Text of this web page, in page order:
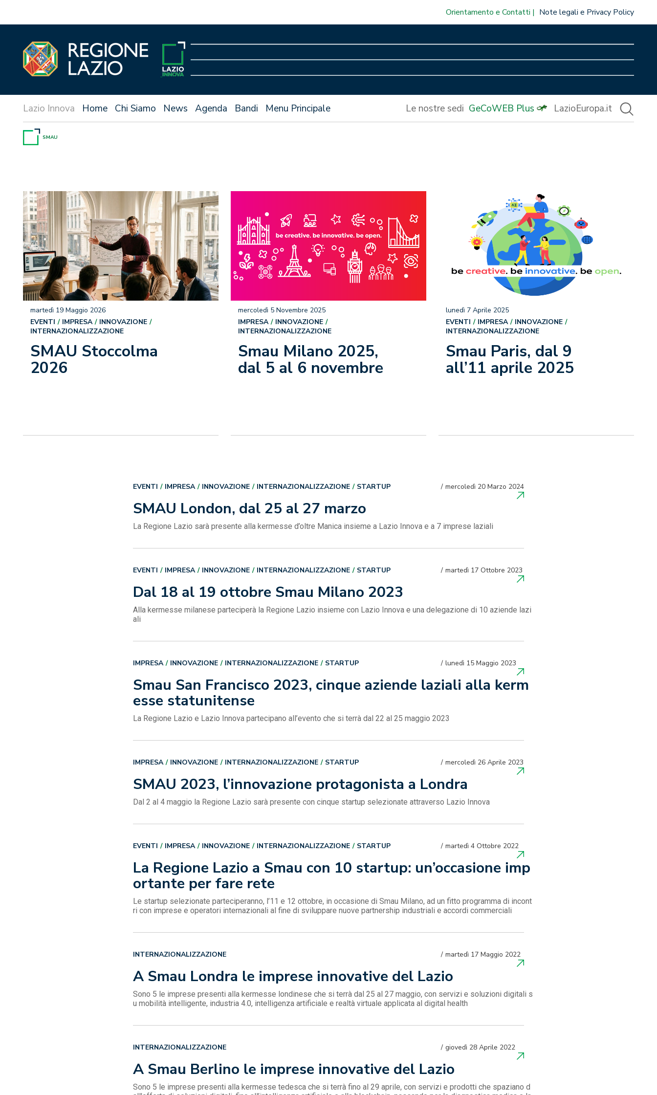
Orientamento e Contatti Note legali e Privacy Policy
Home Chi Siamo News Agenda Bandi Menu Principale Le nostre sedi GeCoWEB Plus LazioEuropa.it
SMAU
SMAU Stoccolma
2026
martedì 19 Maggio 2026
EVENTI
IMPRESA
INNOVAZIONE
INTERNAZIONALIZZAZIONE
Smau Milano 2025,
dal 5 al 6 novembre
mercoledì 5 Novembre 2025
IMPRESA
INNOVAZIONE
INTERNAZIONALIZZAZIONE
Smau Paris, dal 9
all’11 aprile 2025
lunedì 7 Aprile 2025
EVENTI
IMPRESA
INNOVAZIONE
INTERNAZIONALIZZAZIONE
SMAU London, dal 25 al 27 marzo
mercoledì 20 Marzo 2024
EVENTI IMPRESA INNOVAZIONE INTERNAZIONALIZZAZIONE STARTUP
La Regione Lazio sarà presente alla kermesse d’oltre Manica insieme a Lazio Innova e a 7 imprese laziali
Dal 18 al 19 ottobre Smau Milano 2023
martedì 17 Ottobre 2023
EVENTI IMPRESA INNOVAZIONE INTERNAZIONALIZZAZIONE STARTUP
Alla kermesse milanese parteciperà la Regione Lazio insieme con Lazio Innova e una delegazione di 10 aziende lazi
ali
Smau San Francisco 2023, cinque aziende laziali alla kerm
esse statunitense
lunedì 15 Maggio 2023
IMPRESA INNOVAZIONE INTERNAZIONALIZZAZIONE STARTUP
La Regione Lazio e Lazio Innova partecipano all’evento che si terrà dal 22 al 25 maggio 2023
SMAU 2023, l’innovazione protagonista a Londra
mercoledì 26 Aprile 2023
IMPRESA INNOVAZIONE INTERNAZIONALIZZAZIONE STARTUP
Dal 2 al 4 maggio la Regione Lazio sarà presente con cinque startup selezionate attraverso Lazio Innova
La Regione Lazio a Smau con 10 startup: un’occasione imp
ortante per fare rete
martedì 4 Ottobre 2022
EVENTI IMPRESA INNOVAZIONE INTERNAZIONALIZZAZIONE STARTUP
Le startup selezionate parteciperanno, l’11 e 12 ottobre, in occasione di Smau Milano, ad un fitto programma di incont
ri con imprese e operatori internazionali al fine di sviluppare nuove partnership industriali e accordi commerciali
A Smau Londra le imprese innovative del Lazio
martedì 17 Maggio 2022
INTERNAZIONALIZZAZIONE
Sono 5 le imprese presenti alla kermesse londinese che si terrà dal 25 al 27 maggio, con servizi e soluzioni digitali s
u mobilità intelligente, industria 4.0, intelligenza artificiale e realtà virtuale applicata al digital health
A Smau Berlino le imprese innovative del Lazio
giovedì 28 Aprile 2022
INTERNAZIONALIZZAZIONE
Sono 5 le imprese presenti alla kermesse tedesca che si terrà fino al 29 aprile, con servizi e prodotti che spaziano d